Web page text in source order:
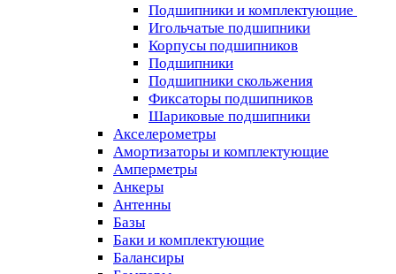
Подшипники и комплектующие
Игольчатые подшипники
Корпусы подшипников
Подшипники
Подшипники скольжения
Фиксаторы подшипников
Шариковые подшипники
Акселерометры
Амортизаторы и комплектующие
Амперметры
Анкеры
Антенны
Базы
Баки и комплектующие
Балансиры